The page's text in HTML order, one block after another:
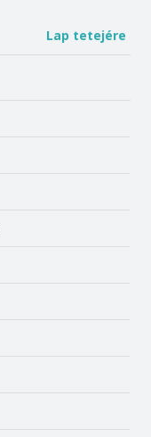
Lap tetejére